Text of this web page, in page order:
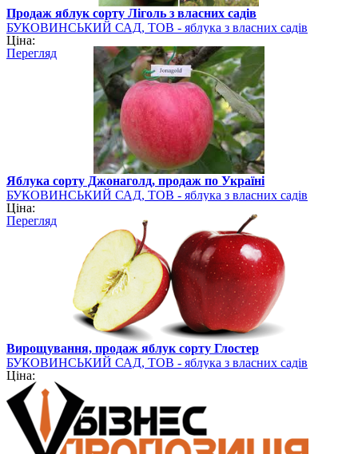
Продаж яблук сорту Ліголь з власних садів
БУКОВИНСЬКИЙ САД, ТОВ - яблука з власних садів
Ціна:
Перегляд
Яблука сорту Джонаголд, продаж по Україні
БУКОВИНСЬКИЙ САД, ТОВ - яблука з власних садів
Ціна:
Перегляд
Вирощування, продаж яблук сорту Глостер
БУКОВИНСЬКИЙ САД, ТОВ - яблука з власних садів
Ціна: